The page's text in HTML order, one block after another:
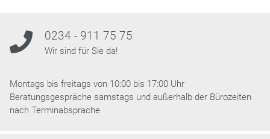
0234 - 911 75 75
Wir sind für Sie da!
Montags bis freitags von 10:00 bis 17:00 Uhr
Beratungsgespräche samstags und außerhalb der Bürozeiten
nach Terminabsprache